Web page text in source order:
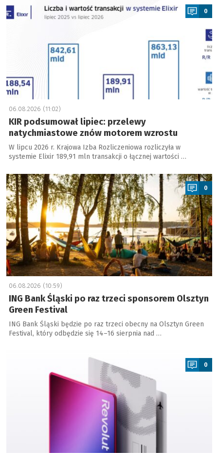
0
06.08.2026 (11:02)
KIR podsumował lipiec: przelewy
natychmiastowe znów motorem wzrostu
W lipcu 2026 r. Krajowa Izba Rozliczeniowa rozliczyła w
systemie Elixir 189,91 mln transakcji o łącznej wartości …
a
0
06.08.2026 (10:59)
ING Bank Śląski po raz trzeci sponsorem Olsztyn
Green Festival
ING Bank Śląski będzie po raz trzeci obecny na Olsztyn Green
Festival, który odbędzie się 14–16 sierpnia nad …
0